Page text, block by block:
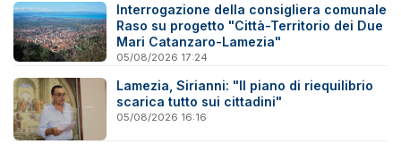
Interrogazione della consigliera comunale
Raso su progetto "Città-Territorio dei Due
Mari Catanzaro-Lamezia"
05/08/2026 17:24
Lamezia, Sirianni: "Il piano di riequilibrio
scarica tutto sui cittadini"
05/08/2026 16:16